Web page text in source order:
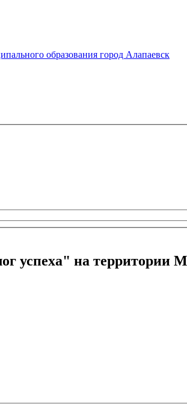
образования город Алапаевск
успеха" на территории